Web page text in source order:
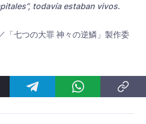
todavía estaban vivos.
「七つの大罪 神々の逆鱗」製作委